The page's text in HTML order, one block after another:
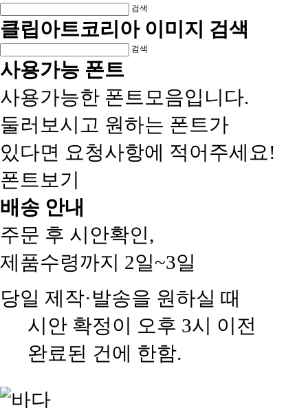
검색
클립아트코리아 이미지 검색
검색
사용가능 폰트
사용가능한 폰트모음입니다.
둘러보시고 원하는 폰트가
있다면 요청사항에 적어주세요!
폰트보기
배송 안내
주문 후 시안확인,
제품수령까지 2일~3일
당일 제작·발송을 원하실 때
시안 확정이 오후 3시 이전
완료된 건에 한함.